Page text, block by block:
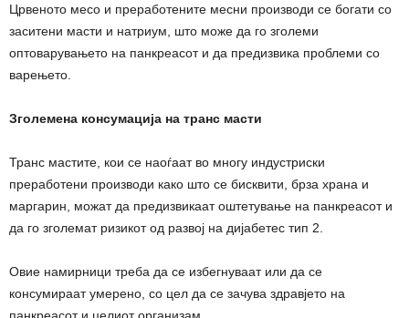
Црвеното месо и преработените месни производи се богати со
заситени масти и натриум, што може да го зголеми
оптоварувањето на панкреасот и да предизвика проблеми со
варењето.
Зголемена консумација на транс масти
Транс мастите, кои се наоѓаат во многу индустриски
преработени производи како што се бисквити, брза храна и
маргарин, можат да предизвикаат оштетување на панкреасот и
да го зголемат ризикот од развој на дијабетес тип 2.
Овие намирници треба да се избегнуваат или да се
консумираат умерено, со цел да се зачува здравјето на
панкреасот и целиот организам.